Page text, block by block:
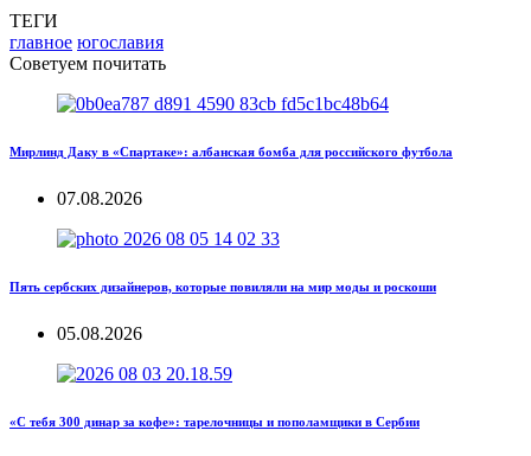
ТЕГИ
главное югославия
Советуем почитать
Мирлинд Даку в «Спартаке»: албанская бомба для российского футбола
07.08.2026
Пять сербских дизайнеров, которые повиляли на мир моды и роскоши
05.08.2026
«С тебя 300 динар за кофе»: тарелочницы и пополамщики в Сербии